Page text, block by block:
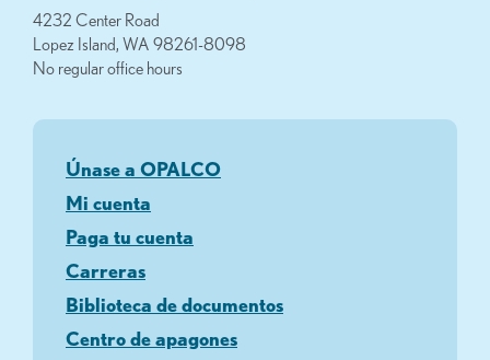
4232 Center Road
Lopez Island, WA 98261-8098
No regular office hours
Únase a OPALCO
Mi cuenta
Paga tu cuenta
Carreras
Biblioteca de documentos
Centro de apagones